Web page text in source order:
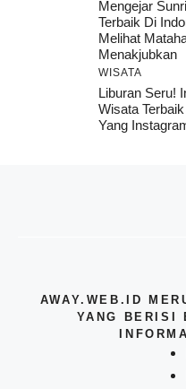
Mengejar
Terbaik Di
Melihat
Menakjubkan
WISATA
Liburan Seru!
Wisata
Yang
AWAY.WEB.ID
YANG BERISI